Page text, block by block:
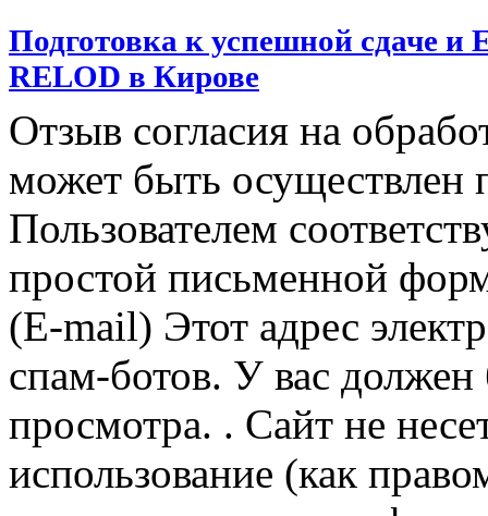
Подготовка к успешной сдаче
RELOD в Кирове
Отзыв согласия на
может быть осуществлен
Пользователем
простой письменной
(E-mail) Этот адрес
спам-ботов. У вас
просмотра. . Сайт не
использование (как